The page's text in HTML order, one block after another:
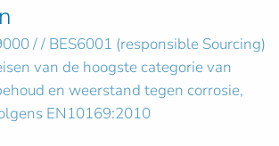
/ / BES6001 (responsible Sourcing)
van de hoogste categorie van
en weerstand tegen corrosie,
EN10169:2010